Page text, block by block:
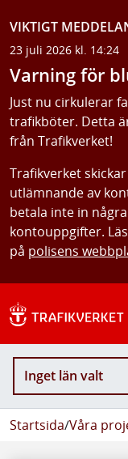
VIKTIGT
23 juli 2026 kl. 14:24
Varning för
Just nu cirkulerar
trafikböter. Detta
från Trafikverket!
Trafikverket
utlämnande av
betala inte in
kontouppgifter.
på polisens
Inget län valt
Startsida/Våra